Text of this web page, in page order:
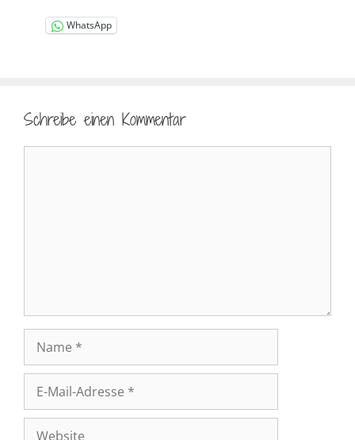
WhatsApp
Schreibe einen Kommentar
Mail-
Adresse
Website